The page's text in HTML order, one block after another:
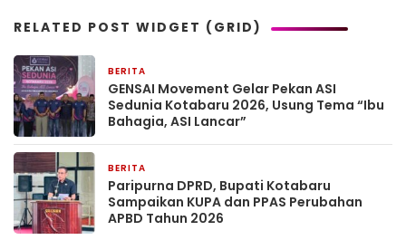
RELATED POST WIDGET (GRID)
BERITA
GENSAI Movement Gelar Pekan ASI
Sedunia Kotabaru 2026, Usung Tema “Ibu
Bahagia, ASI Lancar”
BERITA
Paripurna DPRD, Bupati Kotabaru
Sampaikan KUPA dan PPAS Perubahan
APBD Tahun 2026